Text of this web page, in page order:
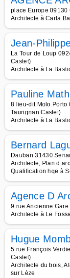
place Europe 09130
Architecte à Carla
Jean-
La Tour de Loup
Castet)
Architecte à La
Pauline
8 lieu-dit Molo Porto
Taurignan Castet)
Architecte à La
Bernard
Dauban 31430
Architecte, Plan d
Qualification hqe à
Agence D
9 rue Ancienne
Architecte à Le
Hugue
5 rue François
Castet)
Architecte du bois,
sur Lèze